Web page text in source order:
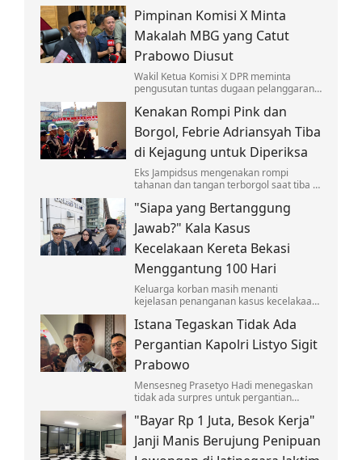
kategori Baik.
Pimpinan Komisi X Minta
Makalah MBG yang Catut
Prabowo Diusut
Wakil Ketua Komisi X DPR meminta
pengusutan tuntas dugaan pelanggaran
Gratis' untuk Nobel yang catut nama
Prabowo.
Kenakan Rompi Pink dan
Borgol, Febrie Adriansyah Tiba
di Kejagung untuk Diperiksa
Eks Jampidsus mengenakan rompi
tahanan dan tangan terborgol saat tiba di
tersangka kasus TPPU.
"Siapa yang Bertanggung
Jawab?" Kala Kasus
Kecelakaan Kereta Bekasi
Menggantung 100 Hari
Keluarga korban masih menanti
kejelasan penanganan kasus kecelakaan
dan KRL di Stasiun Bekasi Timur.
Istana Tegaskan Tidak Ada
Pergantian Kapolri Listyo Sigit
Prabowo
Mensesneg Prasetyo Hadi menegaskan
tidak ada surpres untuk pergantian
"Bayar Rp 1 Juta, Besok Kerja"
Janji Manis Berujung Penipuan